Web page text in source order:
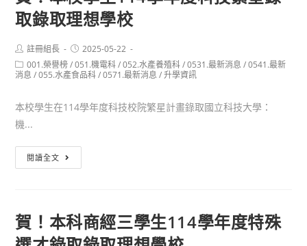
科】
本
校
114
學
年
度
1
學
內
適
取錄取理想學校
Post
author:
註冊組長
Post
published:
2025-05-22
Post
category:
001.榮譽榜 / 051.機電科 / 052.水產養殖科 / 0531.最新消息 / 0541.最新
消息 / 055.水產食品科 / 0571.最新消息 / 升學資訊
本校學生在114學年度科技校院繁星計畫錄取國立科技大學：
機...
閱讀全文
本
生
114
賀！本科商經三學生114學年度特殊